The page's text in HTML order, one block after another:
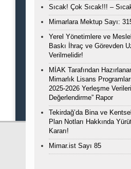
Sıcak! Çok Sıcak!!! –
Mimarlara Mektup Sayı:
Yerel Yönetimlere ve
Baskı İhraç ve Görevden
Verilmelidir!
MİAK Tarafından
Mimarlık Lisans
2025-2026 Yerleşme
Değerlendirme” Rapor
Tekirdağ’da Bina ve
Plan Notları Hakkında
Kararı!
Mimar.ist Sayı 85